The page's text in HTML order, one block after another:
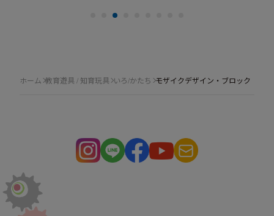
ホーム 教育遊具 / 知育玩具 いろ/かたち モザイクデザイン・ブロック